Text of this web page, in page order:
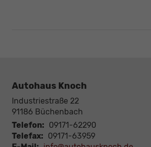
Autohaus Knoch
Industriestraße 22
91186 Büchenbach
Telefon: 09171-62290
Telefax: 09171-63959